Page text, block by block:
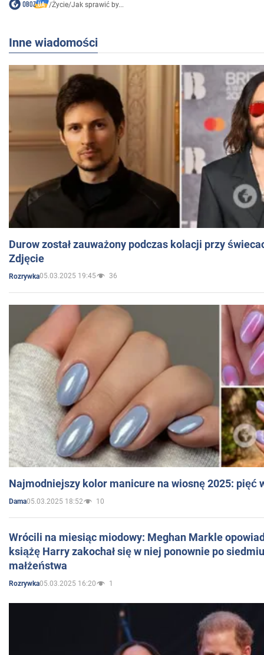
/Życie/Jak sprawić by...
Inne wiadomości
Durow został zauważony podczas kolacji przy
Zdjęcie
Rozrywka05.03.2025 19:45 36
Najmodniejszy kolor manicure na wiosnę 2025: pięć
Dama05.03.2025 18:52 10
Wrócili na miesiąc miodowy: Meghan Markle
książę Harry zakochał się w niej ponownie po
małżeństwa
Rozrywka05.03.2025 16:20 1